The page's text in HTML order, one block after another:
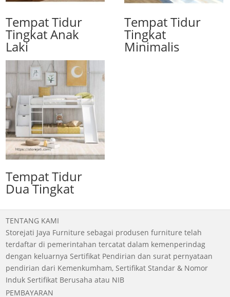
Tempat Tidur
Tingkat Anak
Laki
Tempat Tidur
Tingkat
Minimalis
Tempat Tidur
Dua Tingkat
TENTANG KAMI
Storejati Jaya Furniture sebagai produsen furniture telah
terdaftar di pemerintahan tercatat dalam kemenperindag
dengan keluarnya Sertifikat Pendirian dan surat pernyataan
pendirian dari Kemenkumham, Sertifikat Standar & Nomor
Induk Sertifikat Berusaha atau NIB
PEMBAYARAN